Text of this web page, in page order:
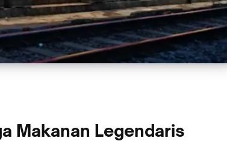
Makanan Legendaris